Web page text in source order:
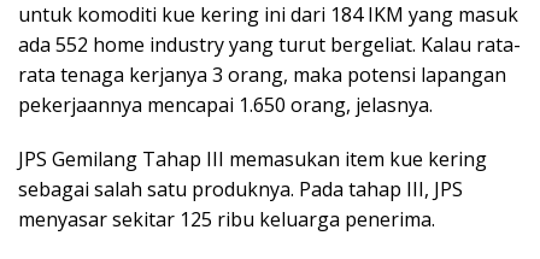
untuk komoditi kue kering ini dari 184 IKM yang masuk
ada 552 home industry yang turut bergeliat. Kalau rata-
rata tenaga kerjanya 3 orang, maka potensi lapangan
pekerjaannya mencapai 1.650 orang, jelasnya.
JPS Gemilang Tahap III memasukan item kue kering
sebagai salah satu produknya. Pada tahap III, JPS
menyasar sekitar 125 ribu keluarga penerima.